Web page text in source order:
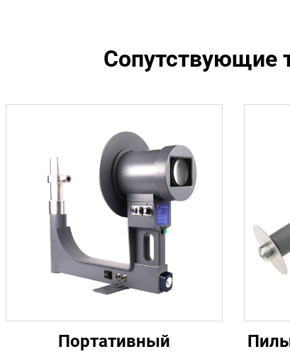
Сопутствующие
Портативный